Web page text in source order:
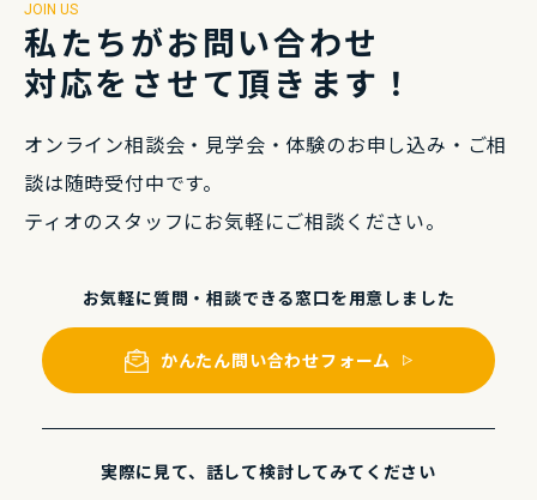
JOIN US
私たちがお問い合わせ
対応をさせて頂きます！
オンライン相談会・⾒学会・体験のお申し込み・ ご相
談は随時受付中です。
ティオのスタッフにお気軽にご相談ください。
お気軽に質問・相談できる窓⼝を⽤意しました
かんたん問い合わせフォーム
実際に⾒て、話して検討してみてください